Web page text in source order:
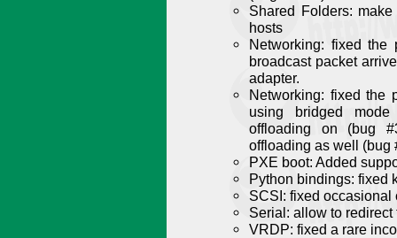
Shared Folders:
hosts
Networking: fixed the
broadcast packet
adapter.
Networking: fixed the
using bridged
offloading on (bug
offloading as well (bug
PXE boot: Added
Python bindings: fixed
SCSI: fixed occasional
Serial: allow to
VRDP: fixed a rare